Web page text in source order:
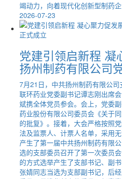
竭动力，向着现代化创新型制药企
2026-07-23
党建引领启新程
扬州制药有限公司
7月21日，中共扬州制药有限公司
联环药业党委副书记谭志刚出席
斌携全体党员参会。会上，党委
药业股份有限公司委员会《关于
的批复》。接着，大会严格按照
法及监票人、计票人名单，采用
产生了第一届中共扬州制药有限
选的支部委员召开了第一次委员
的方式选举产生了支部书记、副
张婧同志当选为支部副书记，后